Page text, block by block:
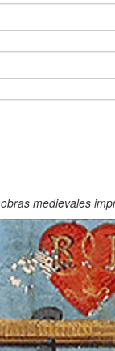
medievales
©Grupo Clarisel,
de France
Reigbajo